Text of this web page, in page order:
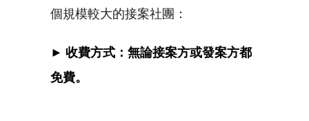
個規模較大的接案社團：
► 收費方式：無論接案方或發案方都
免費。